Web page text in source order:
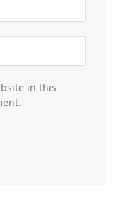
in this